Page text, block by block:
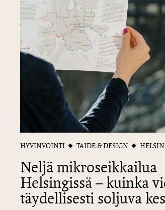
HYVINVOINTI TAIDE & DESIGN
Neljä mikroseikkailua
Helsingissä – kuinka
täydellisesti soljuva